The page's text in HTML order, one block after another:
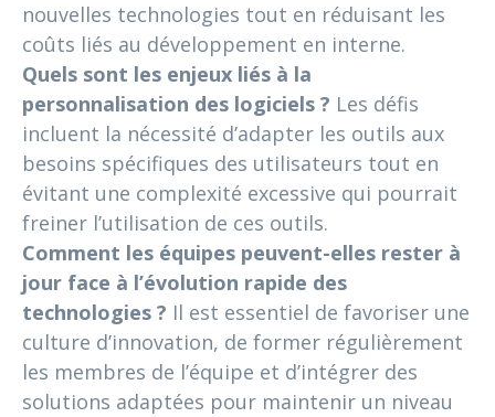
nouvelles technologies tout en réduisant les
coûts liés au développement en interne.
Quels sont les enjeux liés à la
personnalisation des logiciels ? Les défis
incluent la nécessité d’adapter les outils aux
besoins spécifiques des utilisateurs tout en
évitant une complexité excessive qui pourrait
freiner l’utilisation de ces outils.
Comment les équipes peuvent-elles rester à
jour face à l’évolution rapide des
technologies ? Il est essentiel de favoriser une
culture d’innovation, de former régulièrement
les membres de l’équipe et d’intégrer des
solutions adaptées pour maintenir un niveau